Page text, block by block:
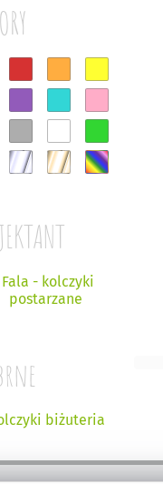
Fala - kolczyki
postarzane
biżuteria